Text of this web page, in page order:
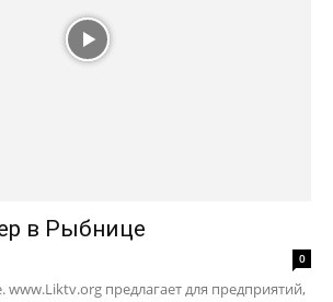
в Рыбнице
0
предлагает для предприятий,